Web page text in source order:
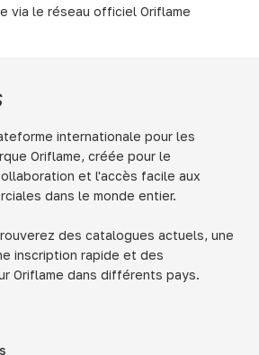
via le réseau officiel Oriflame
internationale pour les
Oriflame, créée pour le
et l'accès facile aux
dans le monde entier.
des catalogues actuels, une
inscription rapide et des
Oriflame dans différents pays.